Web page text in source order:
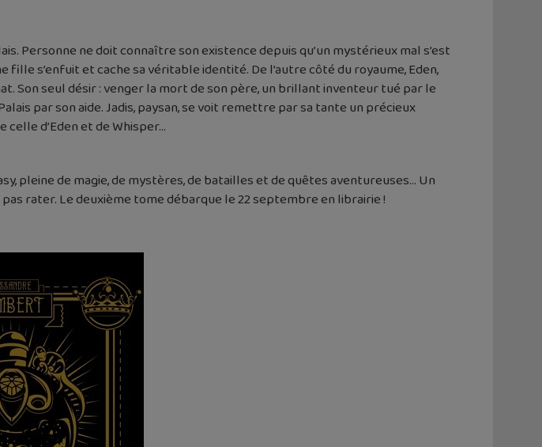
Personne ne doit connaître son existence depuis qu’un mystérieux mal s’est
s’enfuit et cache sa véritable identité. De l’autre côté du royaume, Eden,
Son seul désir : venger la mort de son père, un brillant inventeur tué par le
par son aide. Jadis, paysan, se voit remettre par sa tante un précieux
celle d’Eden et de Whisper…
pleine de magie, de mystères, de batailles et de quêtes aventureuses… Un
rater. Le deuxième tome débarque le 22 septembre en librairie !